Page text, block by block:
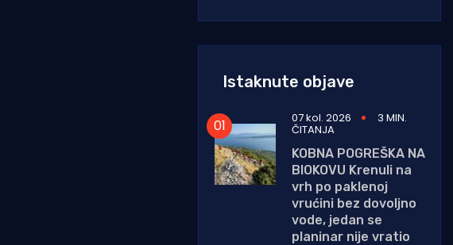
Istaknute objave
07 kol. 2026 3 MIN.
ČITANJA
KOBNA POGREŠKA NA
BIOKOVU Krenuli na
vrh po paklenoj
vrućini bez dovoljno
vode, jedan se
planinar nije vratio